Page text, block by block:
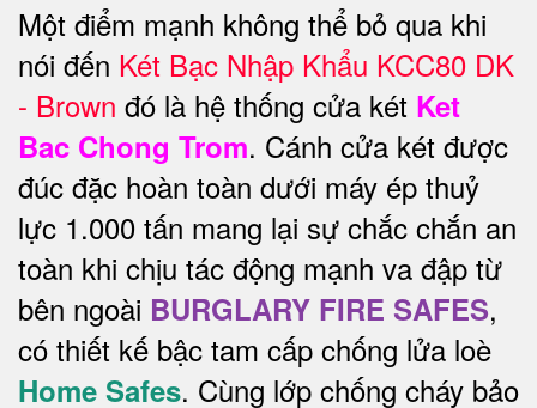
Một điểm mạnh không thể bỏ qua khi
nói đến Két Bạc Nhập Khẩu KCC80 DK
- Brown đó là hệ thống cửa két Ket
Bac Chong Trom. Cánh cửa két được
đúc đặc hoàn toàn dưới máy ép thuỷ
lực 1.000 tấn mang lại sự chắc chắn an
toàn khi chịu tác động mạnh va đập từ
bên ngoài BURGLARY FIRE SAFES,
có thiết kế bậc tam cấp chống lửa loè
Home Safes. Cùng lớp chống cháy bảo